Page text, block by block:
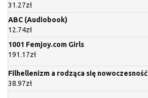
31.27zł
ABC (Audiobook)
12.74zł
1001 Femjoy.com Girls
191.17zł
Filhellenizm a rodząca się nowoczesność
38.97zł